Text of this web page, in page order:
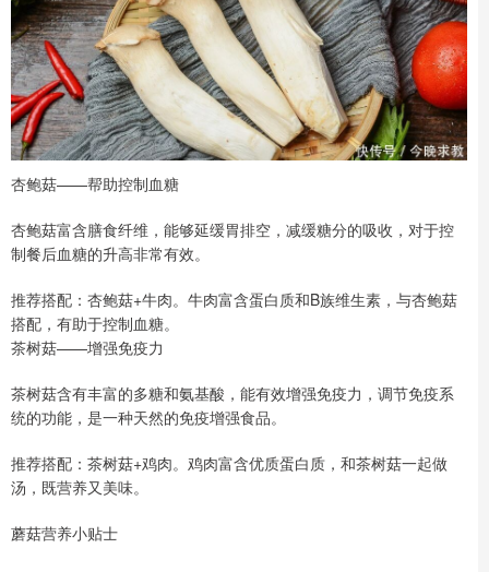
杏鲍菇——帮助控制血糖
杏鲍菇富含膳食纤维，能够延缓胃排空，减缓糖分的吸收，对于控
制餐后血糖的升高非常有效。
推荐搭配：杏鲍菇+牛肉。牛肉富含蛋白质和B族维生素，与杏鲍菇
搭配，有助于控制血糖。
茶树菇——增强免疫力
茶树菇含有丰富的多糖和氨基酸，能有效增强免疫力，调节免疫系
统的功能，是一种天然的免疫增强食品。
推荐搭配：茶树菇+鸡肉。鸡肉富含优质蛋白质，和茶树菇一起做
汤，既营养又美味。
蘑菇营养小贴士